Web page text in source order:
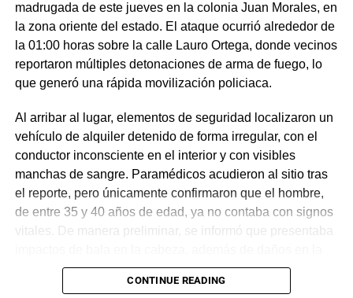
madrugada de este jueves en la colonia Juan Morales, en
la zona oriente del estado. El ataque ocurrió alrededor de
la 01:00 horas sobre la calle Lauro Ortega, donde vecinos
reportaron múltiples detonaciones de arma de fuego, lo
que generó una rápida movilización policiaca.
Al arribar al lugar, elementos de seguridad localizaron un
vehículo de alquiler detenido de forma irregular, con el
conductor inconsciente en el interior y con visibles
manchas de sangre. Paramédicos acudieron al sitio tras
el reporte, pero únicamente confirmaron que el hombre,
de entre 35 y 40 años de edad, ya no contaba con signos
vitales. De manera preliminar, se informó que presentaba
puerta del lado del conductor.
CONTINUE READING